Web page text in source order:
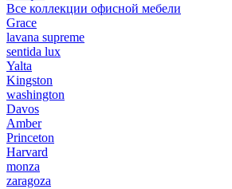
Все коллекции офисной мебели
Grace
lavana supreme
sentida lux
Yalta
Kingston
washington
Davos
Amber
Princeton
Harvard
monza
zaragoza